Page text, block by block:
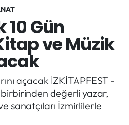
Gün
ve Müzik
açacak İZKİTAPFEST -
değerli yazar,
sanatçıları İzmirlilerle